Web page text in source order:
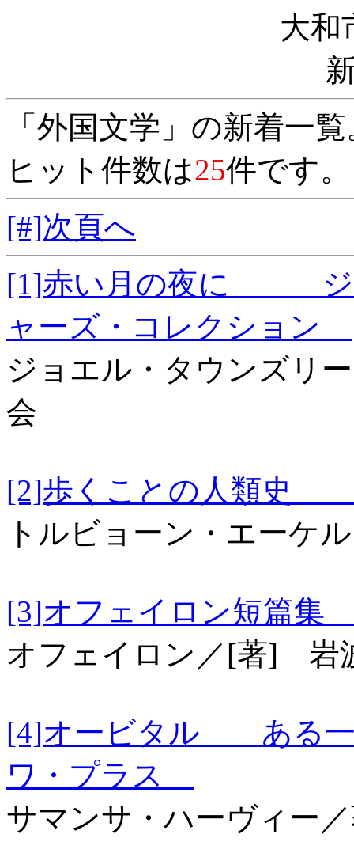
大和
「外国文学」の新着一
ヒット件数は25件です
[#]次頁へ
[1]赤い月の夜に ジョ
ャーズ・コレクション
ジョエル・タウンズリ
会
[2]歩くことの人
トルビョーン・エーケ
[3]オフェイロン短
オフェイロン／[著] 岩
[4]オービタル ある一
ワ・プラス
サマンサ・ハーヴィー